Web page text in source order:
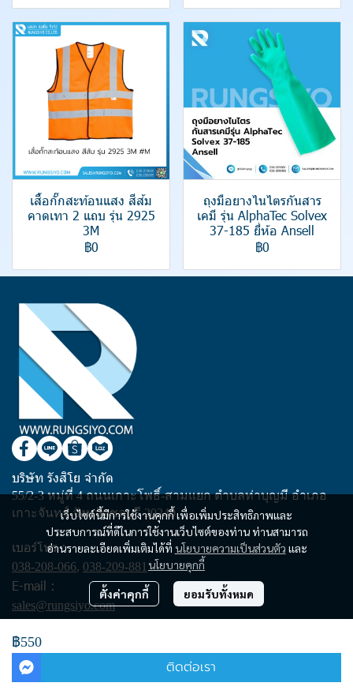
เสื้อกั๊กสะท้อนแสง สีส้ม
คาดเทา 2 แถบ รุ่น 2925
3M
฿0
ถุงมือยางไนไตรกันสาร
เคมี รุ่น AlphaTec Solvex
37-185 ยี่ห้อ Ansell
฿0
฿550
ติดต่อเรา
เว็บไซต์นี้มีการใช้งานคุกกี้ เพื่อเพิ่มประสิทธิภาพและ
ประสบการณ์ที่ดีในการใช้งานเว็บไซต์ของท่าน ท่านสามารถ
อ่านรายละเอียดเพิ่มเติมได้ที่ นโยบายความเป็นส่วนตัว และ
นโยบายคุกกี้
ตั้งค่าคุกกี้ ยอมรับทั้งหมด
บริษัท รังสิโย จำกัด
55/2-3 หมู่ที่ 4 ถนนเกาะโพธิ์-สามแยก ตำบลท่าบุญมี อำเภอ
เกาะจันทร์ จังหวัดชลบุรี 20240
เบอร์โทร :
038-208-066, 038-209-881
E-mail :
sales@rungsiyo.com
Copyright | All Rights Reserved | Powered by rungsiyo.com
Powered By MakeWebEasy